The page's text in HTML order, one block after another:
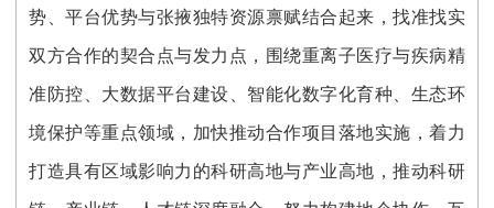
势、平台优势与张掖独特资源禀赋结合起来，找准找实
双方合作的契合点与发力点，围绕重离子医疗与疾病精
准防控、大数据平台建设、智能化数字化育种、生态环
境保护等重点领域，加快推动合作项目落地实施，着力
打造具有区域影响力的科研高地与产业高地，推动科研